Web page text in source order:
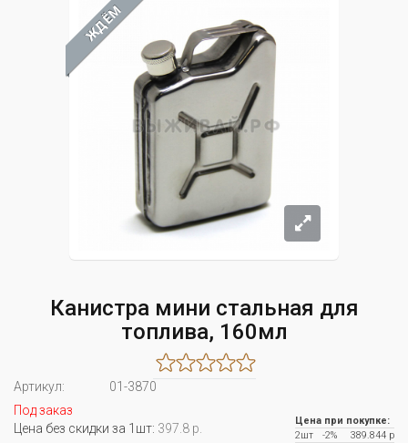
ЖДЁМ
Канистра мини стальная для
топлива, 160мл
Артикул:
01-3870
Под заказ
Цена без скидки за 1шт: 397.8 р.
Цена при покупке:
2шт
-2%
389.844 р